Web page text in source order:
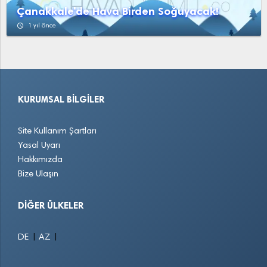
Çanakkale'de Hava Birden Soğuyacak!
access_time 1 yıl önce
KURUMSAL BILGILER
Site Kullanım Şartları
Yasal Uyarı
Hakkımızda
Bize Ulaşın
DIĞER ÜLKELER
DE AZ